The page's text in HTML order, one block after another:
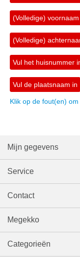
(Volledige)
(Volledige)
Vul het huisnummer
Vul de plaatsnaam in
Klik op de fout(en)
Mijn gegevens
Service
Contact
Megekko
Categorieën